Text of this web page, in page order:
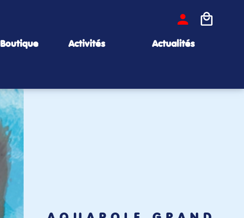
Boutique Activités Actualités